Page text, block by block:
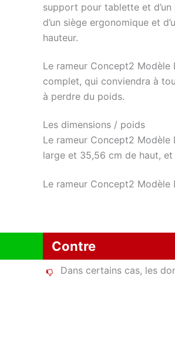
support pour tablette et
d’un siège ergonomique et
hauteur.
Le rameur Concept2
complet, qui conviendra à
à perdre du poids.
Les dimensions / poids
Le rameur Concept2
large et 35,56 cm de haut,
Le rameur Concept2 Modèle
Contre
Dans certains cas, les